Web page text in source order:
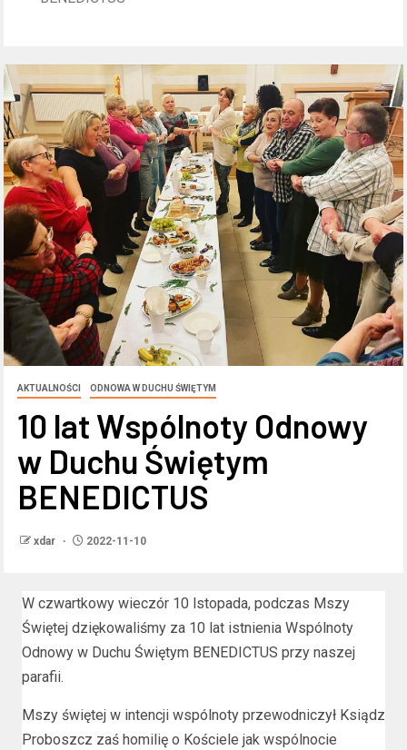
AKTUALNOŚCI ODNOWA W DUCHU ŚWIĘTYM
10 lat Wspólnoty Odnowy
w Duchu Świętym
BENEDICTUS
xdar 2022-11-10
W czwartkowy wieczór 10 lstopada, podczas Mszy
Świętej dziękowaliśmy za 10 lat istnienia Wspólnoty
Odnowy w Duchu Świętym BENEDICTUS przy naszej
parafii.
Mszy świętej w intencji wspólnoty przewodniczył Ksiądz
Proboszcz zaś homilię o Kościele jak wspólnocie